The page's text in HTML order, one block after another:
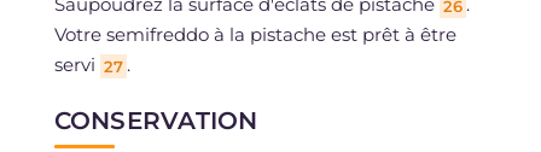
26
Votre semifreddo à la pistache est prêt à être
servi 27 .
CONSERVATION